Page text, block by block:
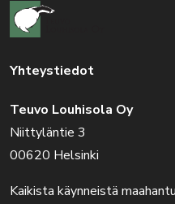
Yhteystiedot
Teuvo Louhisola Oy
Niittyläntie 3
00620 Helsinki
Kaikista käynneistä